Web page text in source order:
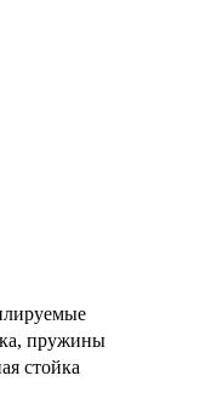
пружины
стойка